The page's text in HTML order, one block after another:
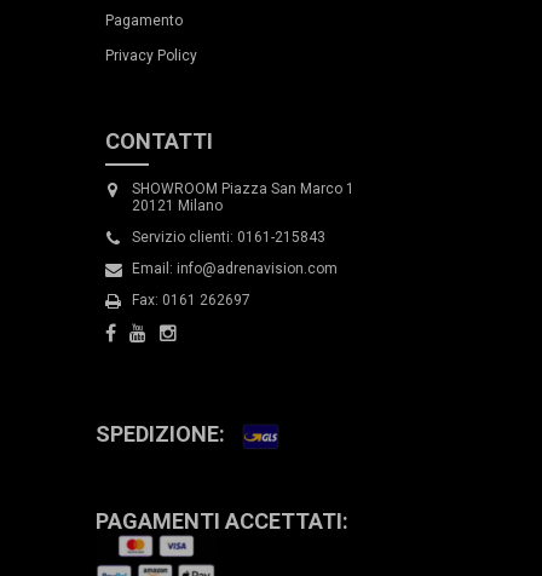
Pagamento
Privacy Policy
CONTATTI
SHOWROOM Piazza San Marco 1
20121 Milano
Servizio clienti: 0161-215843
Email: info@adrenavision.com
Fax: 0161 262697
SPEDIZIONE:
PAGAMENTI ACCETTATI: